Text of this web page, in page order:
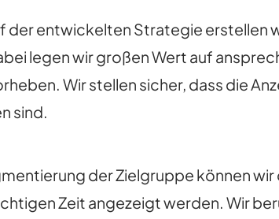
der entwickelten Strategie erstellen
legen wir großen Wert auf
Wir stellen sicher, dass die
sind.
der Zielgruppe können wir
Zeit angezeigt werden. Wir